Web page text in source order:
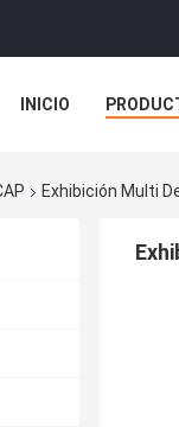
INICIO
Exhibición Multi